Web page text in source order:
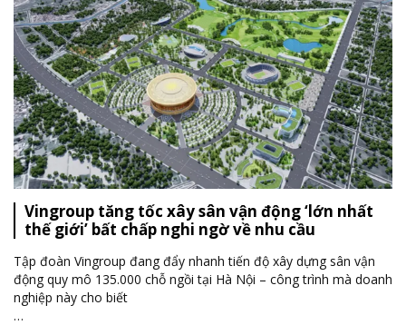
Vingroup tăng tốc xây sân vận động ‘lớn nhất
thế giới’ bất chấp nghi ngờ về nhu cầu
Tập đoàn Vingroup đang đẩy nhanh tiến độ xây dựng sân vận
động quy mô 135.000 chỗ ngồi tại Hà Nội – công trình mà doanh
nghiệp này cho biết
…